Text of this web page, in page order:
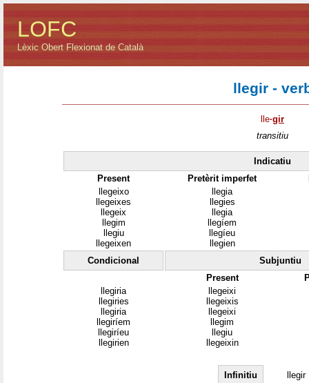
LOFC
Lèxic Obert Flexionat de Català
llegir -
lle·gir
transitiu
Indicatiu
Present
Pretèrit imperfet
llegeixo
llegeixes
llegeix
llegim
llegiu
llegeixen
llegia
llegies
llegia
llegíem
llegíeu
llegien
Condicional
Subjuntiu
Present
llegiria
llegiries
llegiria
llegiríem
llegiríeu
llegirien
llegeixi
llegeixis
llegeixi
llegim
llegiu
llegeixin
Infinitiu llegir